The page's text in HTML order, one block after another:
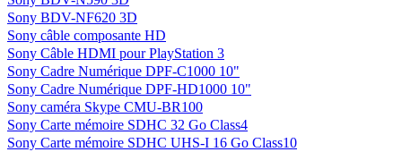
Sony BDV-NF620 3D
Sony câble composante HD
Sony Câble HDMI pour PlayStation 3
Sony Cadre Numérique DPF-C1000 10"
Sony Cadre Numérique DPF-HD1000 10"
Sony caméra Skype CMU-BR100
Sony Carte mémoire SDHC 32 Go Class4
Sony Carte mémoire SDHC UHS-I 16 Go Class10